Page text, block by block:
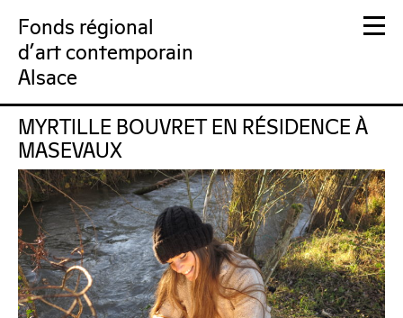
Fonds régional
d'art contemporain
Alsace
FRAC Alsace
MYRTILLE BOUVRET EN RÉSIDENCE À
MASEVAUX